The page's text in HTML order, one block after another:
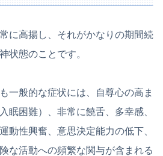
に高揚し、それがかなりの期間続
状態のことです。
一般的な症状には、自尊心の高ま
眠困難）、非常に饒舌、多幸感、
動性興奮、意思決定能力の低下、
な活動への頻繁な関与が含まれる